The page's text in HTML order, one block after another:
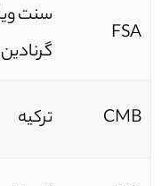
FSA
سنت
CMB ترکیه